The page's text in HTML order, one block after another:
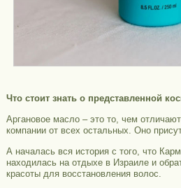
Что стоит знать о представленной
Аргановое масло – это то, чем
компании от всех остальных. Оно
А началась вся история с того, что
находилась на отдыхе в Израиле и
красоты для восстановления волос.